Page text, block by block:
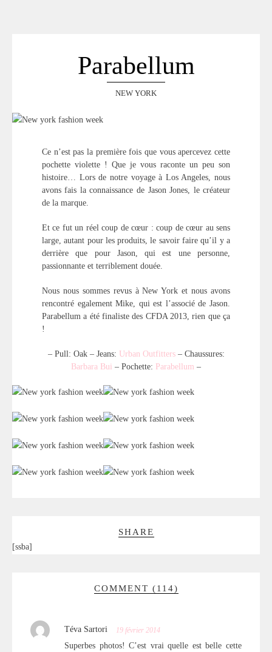
LOOKBOOK
ARCHIVES
Parabellum
NEW YORK
Ce n’est pas la première fois que vous apercevez cette
pochette violette ! Que je vous raconte un peu son
histoire… Lors de notre voyage à Los Angeles, nous
avons fais la connaissance de Jason Jones, le créateur
de la marque.
Et ce fut un réel coup de cœur : coup de cœur au sens
large, autant pour les produits, le savoir faire qu’il y a
derrière que pour Jason, qui est une personne,
passionnante et terriblement douée.
Nous nous sommes revus à New York et nous avons
rencontré egalement Mike, qui est l’associé de Jason.
Parabellum a été finaliste des CFDA 2013, rien que ça
!
– Pull: Oak – Jeans: Urban Outfitters– Chaussures:
Barbara Bui – Pochette: Parabellum –
SHARE
[ssba]
COMMENT (114)
Téva Sartori 19 février 2014
Superbes photos! C’est vrai quelle est belle cette